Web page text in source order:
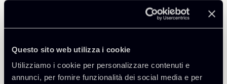
Questo sito web utilizza i cookie
Utilizziamo i cookie per personalizzare contenuti e
annunci, per fornire funzionalità dei social media e per
Tax